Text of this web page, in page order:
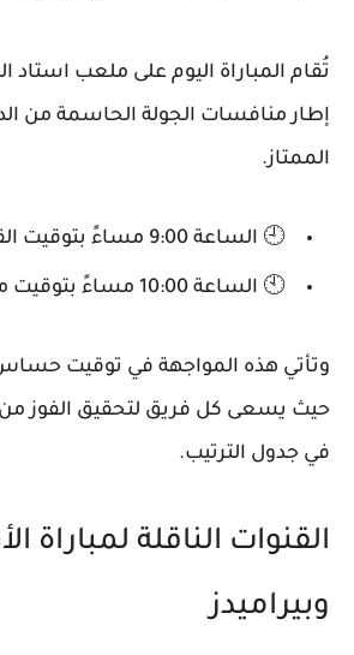
تُقام المباراة اليوم على ملعب استاد
إطار منافسات الجولة الحاسمة من
الممتاز.
🕘 الساعة 9:00 مساءً بتوقيت القاهرة
🕙 الساعة 10:00 مساءً بتوقيت مكة المكرمة
وتأتي هذه المواجهة في توقيت
حيث يسعى كل فريق لتحقيق الفوز
في جدول الترتيب.
القنوات الناقلة لمباراة
وبيراميدز